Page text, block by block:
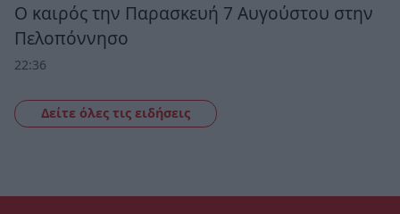
Ο καιρός την Παρασκευή 7 Αυγούστου στην
Πελοπόννησο
22:36
Δείτε όλες τις ειδήσεις